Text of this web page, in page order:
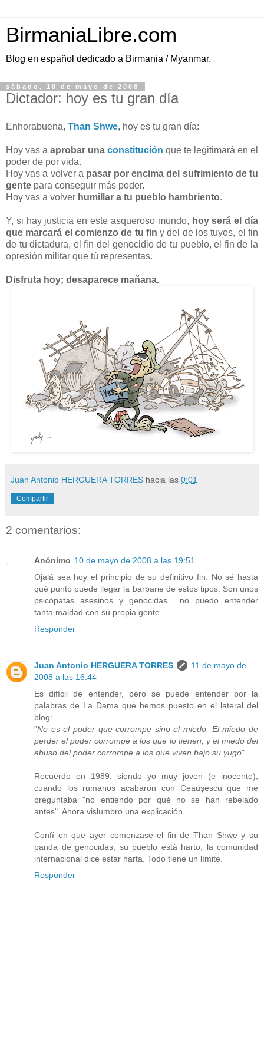
BirmaniaLibre.com
Blog en español dedicado a Birmania / Myanmar.
sábado, 10 de mayo de 2008
Dictador: hoy es tu gran día
Enhorabuena, Than Shwe, hoy es tu gran día:
Hoy vas a aprobar una constitución que te legitimará en el
poder de por vida.
Hoy vas a volver a pasar por encima del sufrimiento de tu
gente para conseguir más poder.
Hoy vas a volver humillar a tu pueblo hambriento.
Y, si hay justicia en este asqueroso mundo, hoy será el día
que marcará el comienzo de tu fin y del de los tuyos, el fin
de tu dictadura, el fin del genocidio de tu pueblo, el fin de la
opresión militar que tú representas.
Disfruta hoy; desaparece mañana.
Juan Antonio HERGUERA TORRES hacia las 0:01
Compartir
2 comentarios:
Anónimo 10 de mayo de 2008 a las 19:51
Ojalá sea hoy el principio de su definitivo fin. No sé hasta
qué punto puede llegar la barbarie de estos tipos. Son unos
psicópatas asesinos y genocidas... no puedo entender
tanta maldad con su propia gente
Responder
Juan Antonio HERGUERA TORRES
11 de mayo de
2008 a las 16:44
Es difícil de entender, pero se puede entender por la
palabras de La Dama que hemos puesto en el lateral del
blog:
"No es el poder que corrompe sino el miedo. El miedo de
perder el poder corrompe a los que lo tienen, y el miedo del
abuso del poder corrompe a los que viven bajo su yugo".
Recuerdo en 1989, siendo yo muy joven (e inocente),
cuando los rumanos acabaron con Ceauşescu que me
preguntaba "no entiendo por qué no se han rebelado
antes". Ahora vislumbro una explicación.
Confí en que ayer comenzase el fin de Than Shwe y su
panda de genocidas; su pueblo está harto, la comunidad
internacional dice estar harta. Todo tiene un límite.
Responder